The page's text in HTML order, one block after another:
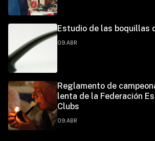
Estudio de las boquillas
09.ABR
Reglamento de
lenta de la Federación
Clubs
09.ABR